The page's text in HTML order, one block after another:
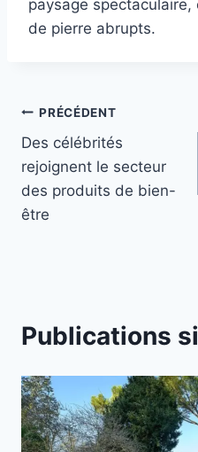
paysage
de pierre abrupts.
Navigation
de
l’article
PRÉCÉDENT
Des célébrités
rejoignent le secteur
des produits de bien-
être
Publications